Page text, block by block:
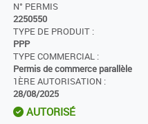
N° PERMIS
2250550
TYPE DE PRODUIT :
PPP
TYPE COMMERCIAL :
Permis de commerce parallèle
1ÈRE AUTORISATION :
28/08/2025
AUTORISÉ